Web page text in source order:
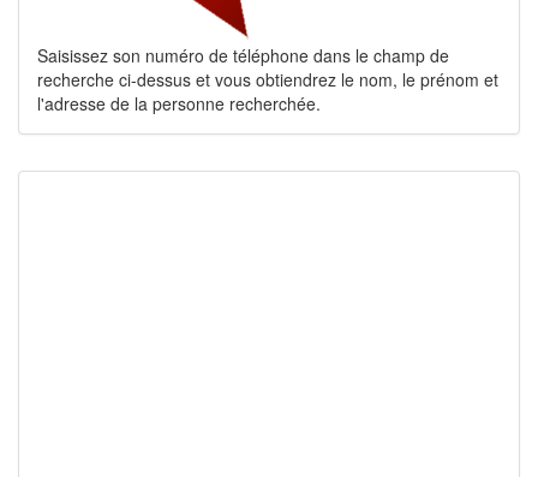
Saisissez son numéro de téléphone dans le champ de
recherche ci-dessus et vous obtiendrez le nom, le prénom et
l'adresse de la personne recherchée.